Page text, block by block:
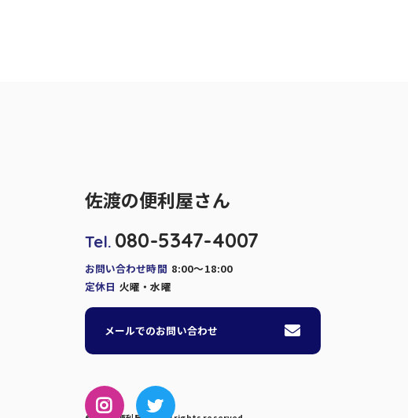
佐渡の便利屋さん
Tel. 080-5347-4007
お問い合わせ時間 8:00～18:00
定休日 火曜・水曜
メールでのお問い合わせ